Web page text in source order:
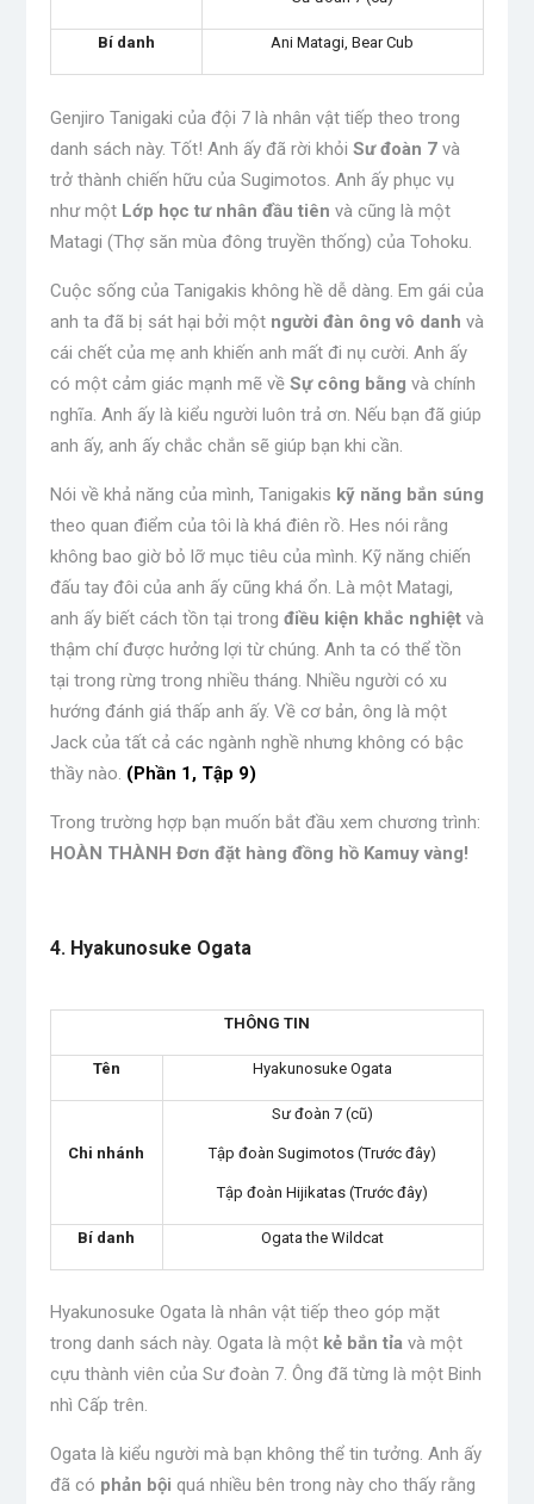
Bí danh Ani Matagi, Bear Cub
Genjiro Tanigaki của đội 7 là nhân vật tiếp theo trong
danh sách này. Tốt! Anh ấy đã rời khỏi Sư đoàn 7và
trở thành chiến hữu của Sugimotos. Anh ấy phục vụ
như một Lớp học tư nhân đầu tiên và cũng là một
Matagi (Thợ săn mùa đông truyền thống) của Tohoku.
Cuộc sống của Tanigakis không hề dễ dàng. Em gái của
anh ta đã bị sát hại bởi một người đàn ông vô danh và
cái chết của mẹ anh khiến anh mất đi nụ cười. Anh ấy
có một cảm giác mạnh mẽ về Sự công bằng và chính
nghĩa. Anh ấy là kiểu người luôn trả ơn. Nếu bạn đã giúp
anh ấy, anh ấy chắc chắn sẽ giúp bạn khi cần.
Nói về khả năng của mình, Tanigakis kỹ năng bắn súng
theo quan điểm của tôi là khá điên rồ. Hes nói rằng
không bao giờ bỏ lỡ mục tiêu của mình. Kỹ năng chiến
đấu tay đôi của anh ấy cũng khá ổn. Là một Matagi,
anh ấy biết cách tồn tại trong điều kiện khắc nghiệtvà
thậm chí được hưởng lợi từ chúng. Anh ta có thể tồn
tại trong rừng trong nhiều tháng. Nhiều người có xu
hướng đánh giá thấp anh ấy. Về cơ bản, ông là một
Jack của tất cả các ngành nghề nhưng không có bậc
thầy nào. (Phần 1, Tập 9)
Trong trường hợp bạn muốn bắt đầu xem chương trình:
HOÀN THÀNH Đơn đặt hàng đồng hồ Kamuy vàng!
4. Hyakunosuke Ogata
THÔNG TIN
Tên Hyakunosuke Ogata
Chi nhánh
Sư đoàn 7 (cũ)
Tập đoàn Sugimotos (Trước đây)
Tập đoàn Hijikatas (Trước đây)
Bí danh Ogata the Wildcat
Hyakunosuke Ogata là nhân vật tiếp theo góp mặt
trong danh sách này. Ogata là một kẻ bắn tỉavà một
cựu thành viên của Sư đoàn 7. Ông đã từng là một Binh
nhì Cấp trên.
Ogata là kiểu người mà bạn không thể tin tưởng. Anh ấy
đã có phản bội quá nhiều bên trong này cho thấy rằng